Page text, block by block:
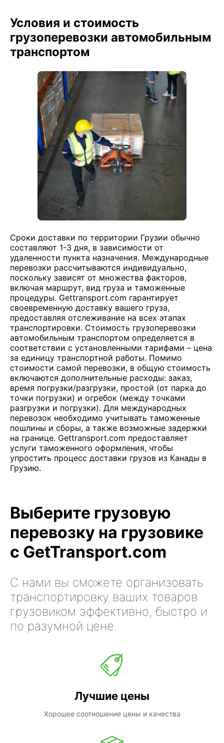
Условия и стоимость
грузоперевозки автомобильным
транспортом
Сроки доставки по территории Грузии обычно
составляют 1-3 дня, в зависимости от
удаленности пункта назначения. Международные
перевозки рассчитываются индивидуально,
поскольку зависят от множества факторов,
включая маршрут, вид груза и таможенные
процедуры. Gettransport.com гарантирует
своевременную доставку вашего груза,
предоставляя отслеживание на всех этапах
транспортировки. Стоимость грузоперевозки
автомобильным транспортом определяется в
соответствии с установленными тарифами – цена
за единицу транспортной работы. Помимо
стоимости самой перевозки, в общую стоимость
включаются дополнительные расходы: заказ,
время погрузки/разгрузки, простой (от парка до
точки погрузки) и огребок (между точками
разгрузки и погрузки). Для международных
перевозок необходимо учитывать таможенные
пошлины и сборы, а также возможные задержки
на границе. Gettransport.com предоставляет
услуги таможенного оформления, чтобы
упростить процесс доставки грузов из Канады в
Грузию.
Выберите грузовую
перевозку на грузовике
с GetTransport.com
С нами вы сможете организовать
транспортировку ваших товаров
грузовиком эффективно, быстро и
по разумной цене.
Лучшие цены
Хорошее соотношение цены и качества